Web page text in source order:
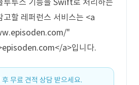
루투스 기능을 Swift로 처리하는
고할 레퍼런스 서비스는 <a
"
a>입니다.
무료 견적 상담 받으세요.